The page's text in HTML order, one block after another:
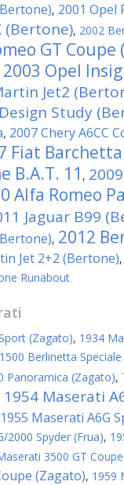
, 2001 Opel
(Bertone), 2002
GT Coupe
2003 Opel
Jet2
Study
, 2007 Chery A6CC
Fiat
B.A.T. 11 ,
Alfa Romeo
Jaguar B99
, 2012
Jet 2+2 (Bertone),
Runabout
(Zagato), 1934
Berlinetta
Panoramica (Zagato),
1954 Maserati
1955 Maserati A6G
2000 Spyder (Frua),
3500 GT
(Zagato), 1959